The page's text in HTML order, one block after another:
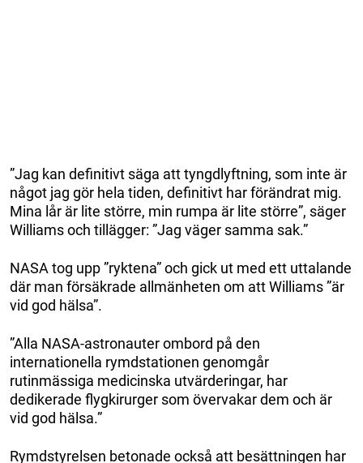
”Jag kan definitivt säga att tyngdlyftning, som inte är
något jag gör hela tiden, definitivt har förändrat mig.
Mina lår är lite större, min rumpa är lite större”, säger
Williams och tillägger: ”Jag väger samma sak.”
NASA tog upp ”ryktena” och gick ut med ett uttalande
där man försäkrade allmänheten om att Williams ”är
vid god hälsa”.
”Alla NASA-astronauter ombord på den
internationella rymdstationen genomgår
rutinmässiga medicinska utvärderingar, har
dedikerade flygkirurger som övervakar dem och är
vid god hälsa.”
Rymdstyrelsen betonade också att besättningen har